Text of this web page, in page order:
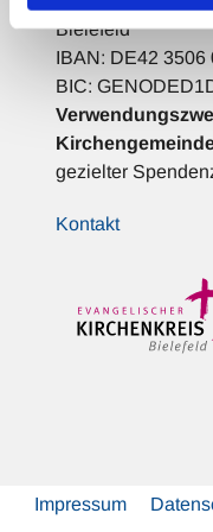
Bielefeld
IBAN: DE42 3506
BIC:
gezielter
Kontakt
Impressum